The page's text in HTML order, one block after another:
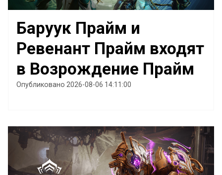
Баруук Прайм и
Ревенант Прайм входят
в Возрождение Прайм
Опубликовано 2026-08-06 14:11:00